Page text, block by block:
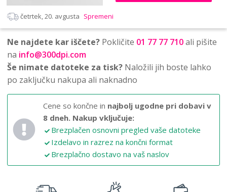
četrtek, 20. avgusta Spremeni
Ne najdete kar iščete? Pokličite 01 77 77 710ali pišite
na info@300dpi.com
Še nimate datoteke za tisk? Naložili jih boste lahko
po zaključku nakupa ali naknadno
Cene so končne in najbolj ugodne pri dobavi v
8 dneh. Nakup vključuje:
Brezplačen osnovni pregled vaše datoteke
Izdelavo in razrez na končni format
Brezplačno dostavo na vaš naslov